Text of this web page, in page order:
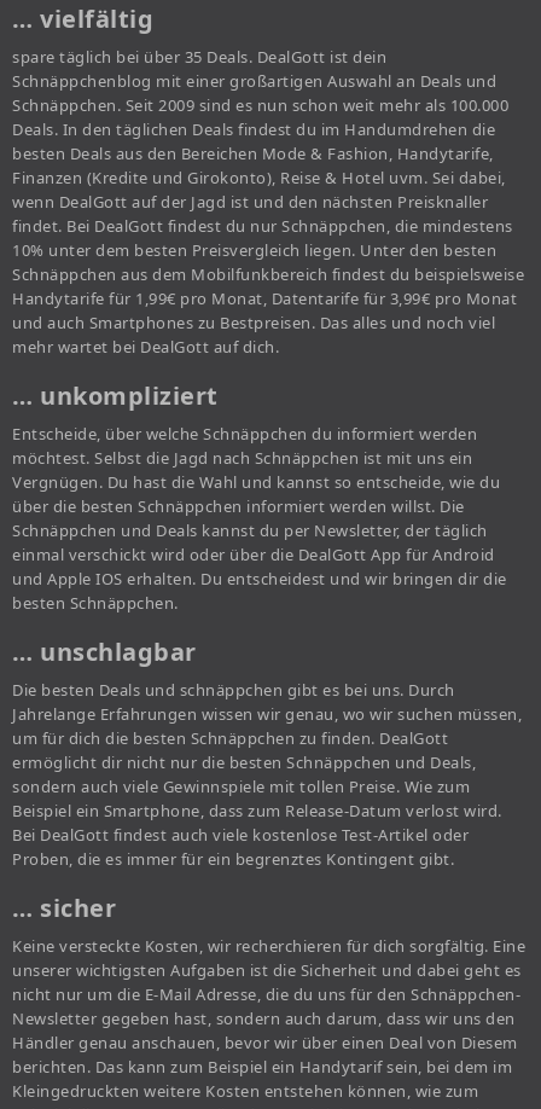
… vielfältig
spare täglich bei über 35 Deals. DealGott ist dein
Schnäppchenblog mit einer großartigen Auswahl an Deals und
Schnäppchen. Seit 2009 sind es nun schon weit mehr als 100.000
Deals. In den täglichen Deals findest du im Handumdrehen die
besten Deals aus den Bereichen Mode & Fashion, Handytarife,
Finanzen (Kredite und Girokonto), Reise & Hotel uvm. Sei dabei,
wenn DealGott auf der Jagd ist und den nächsten Preisknaller
findet. Bei DealGott findest du nur Schnäppchen, die mindestens
10% unter dem besten Preisvergleich liegen. Unter den besten
Schnäppchen aus dem Mobilfunkbereich findest du beispielsweise
Handytarife für 1,99€ pro Monat, Datentarife für 3,99€ pro Monat
und auch Smartphones zu Bestpreisen. Das alles und noch viel
mehr wartet bei DealGott auf dich.
… unkompliziert
Entscheide, über welche Schnäppchen du informiert werden
möchtest. Selbst die Jagd nach Schnäppchen ist mit uns ein
Vergnügen. Du hast die Wahl und kannst so entscheide, wie du
über die besten Schnäppchen informiert werden willst. Die
Schnäppchen und Deals kannst du per Newsletter, der täglich
einmal verschickt wird oder über die DealGott App für Android
und Apple IOS erhalten. Du entscheidest und wir bringen dir die
besten Schnäppchen.
… unschlagbar
Die besten Deals und schnäppchen gibt es bei uns. Durch
Jahrelange Erfahrungen wissen wir genau, wo wir suchen müssen,
um für dich die besten Schnäppchen zu finden. DealGott
ermöglicht dir nicht nur die besten Schnäppchen und Deals,
sondern auch viele Gewinnspiele mit tollen Preise. Wie zum
Beispiel ein Smartphone, dass zum Release-Datum verlost wird.
Bei DealGott findest auch viele kostenlose Test-Artikel oder
Proben, die es immer für ein begrenztes Kontingent gibt.
… sicher
Keine versteckte Kosten, wir recherchieren für dich sorgfältig. Eine
unserer wichtigsten Aufgaben ist die Sicherheit und dabei geht es
nicht nur um die E-Mail Adresse, die du uns für den Schnäppchen-
Newsletter gegeben hast, sondern auch darum, dass wir uns den
Händler genau anschauen, bevor wir über einen Deal von Diesem
berichten. Das kann zum Beispiel ein Handytarif sein, bei dem im
Kleingedruckten weitere Kosten entstehen können, wie zum